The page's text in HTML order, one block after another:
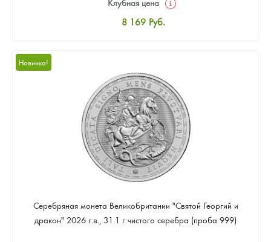
Клубная цена
8 169 Руб.
Цена выкупа
Звоните
Новинка!
Серебряная монета Великобритании "Святой Георгий и
дракон" 2026 г.в., 31.1 г чистого серебра (проба 999)